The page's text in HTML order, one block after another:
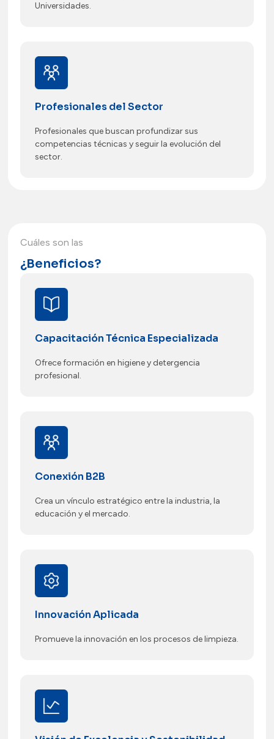
Universidades.
Profesionales del Sector
Profesionales que buscan profundizar sus
competencias técnicas y seguir la evolución del
sector.
Cuáles son las
¿Beneficios?
Capacitación Técnica Especializada
Ofrece formación en higiene y detergencia
profesional.
Conexión B2B
Crea un vínculo estratégico entre la industria, la
educación y el mercado.
Innovación Aplicada
Promueve la innovación en los procesos de limpieza.